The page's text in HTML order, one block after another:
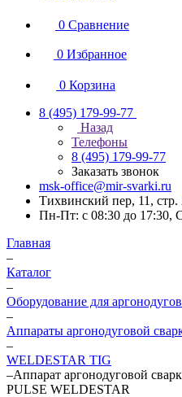
0 Сравнение
0 Избранное
0 Корзина
8 (495) 179-99-77
Назад
Телефоны
8 (495) 179-99-77
Заказать звонок
msk-office@mir-svarki.ru
Тихвинский пер, 11, стр.
Пн-Пт: с 08:30 до 17:30,
Главная
–
Каталог
–
Оборудование для
–
Аппараты аргонодуговой
–
WELDESTAR TIG
–Аппарат аргонодуговой
PULSE WELDESTAR